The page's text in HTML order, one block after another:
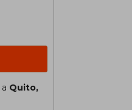
a Quito,